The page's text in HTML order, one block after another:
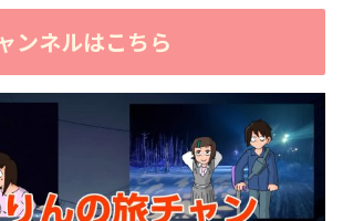
ンネルはこちら